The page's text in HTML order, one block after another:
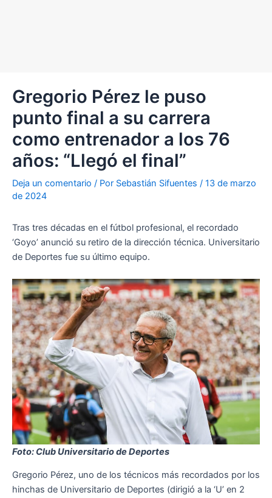
Gregorio Pérez le puso
punto final a su carrera
como entrenador a los 76
años: “Llegó el final”
Deja un comentario / Por Sebastián Sifuentes / 13 de marzo
de 2024
Tras tres décadas en el fútbol profesional, el recordado
‘Goyo’ anunció su retiro de la dirección técnica. Universitario
de Deportes fue su último equipo.
Foto: Club Universitario de Deportes
Gregorio Pérez, uno de los técnicos más recordados por los
hinchas de Universitario de Deportes (dirigió a la ‘U’ en 2